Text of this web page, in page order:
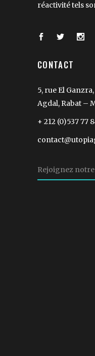
réactivité tels
CONTACT
5, rue El
Agdal, Rabat –
+ 212 (0)537 77